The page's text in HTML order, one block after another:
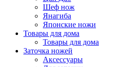
Шеф нож
Янагиба
Японские ножи
Товары для дома
Товары для дома
Заточка ножей
Аксессуары